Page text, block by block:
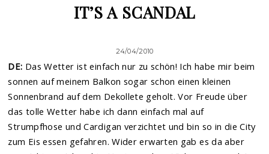
IT’S A SCANDAL
24/04/2010
DE: Das Wetter ist einfach nur zu schön! Ich habe mir beim
sonnen auf meinem Balkon sogar schon einen kleinen
Sonnenbrand auf dem Dekollete geholt. Vor Freude über
das tolle Wetter habe ich dann einfach mal auf
Strumpfhose und Cardigan verzichtet und bin so in die City
zum Eis essen gefahren. Wider erwarten gab es da aber